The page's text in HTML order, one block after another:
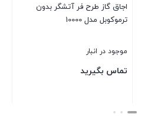
اجاق گاز طرح فر آتشگر بدون
ترموکوبل مدل 10000
موجود در انبار
تماس بگیرید
بستن